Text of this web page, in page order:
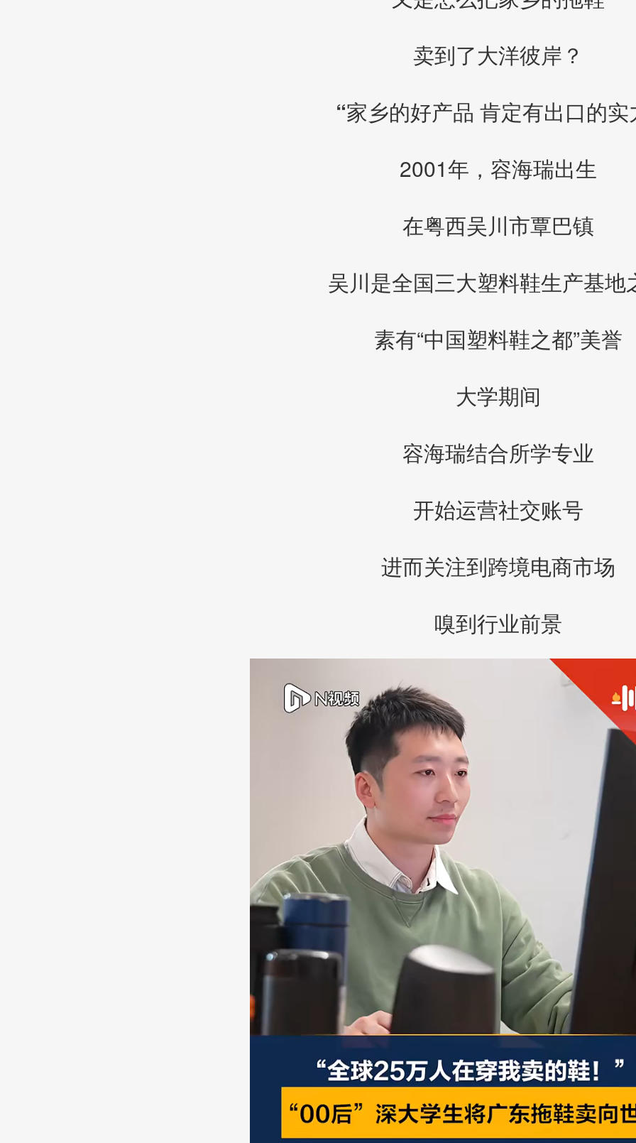
卖到了大洋彼岸？
“家乡的好产品 肯定有出口的实
2001年，容海瑞出生
在粤西吴川市覃巴镇
吴川是全国三大塑料鞋生产基地
素有“中国塑料鞋之都”美誉
大学期间
容海瑞结合所学专业
开始运营社交账号
进而关注到跨境电商市场
嗅到行业前景